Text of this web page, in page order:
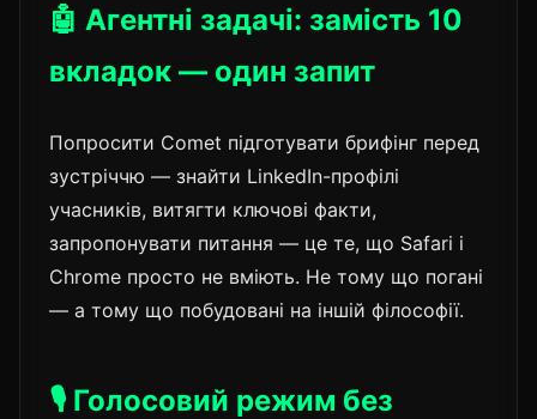
🤖 Агентні задачі: замість 10
вкладок — один запит
Попросити Comet підготувати брифінг перед
зустріччю — знайти LinkedIn-профілі
учасників, витягти ключові факти,
запропонувати питання — це те, що Safari і
Chrome просто не вміють. Не тому що погані
— а тому що побудовані на іншій філософії.
🎙️ Голосовий режим без